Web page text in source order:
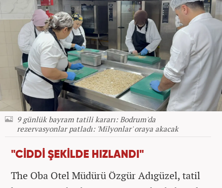
9 günlük bayram tatili kararı: Bodrum'da
rezervasyonlar patladı: 'Milyonlar' oraya akacak
"CİDDİ ŞEKİLDE HIZLANDI"
The Oba Otel Müdürü Özgür Adıgüzel, tatil